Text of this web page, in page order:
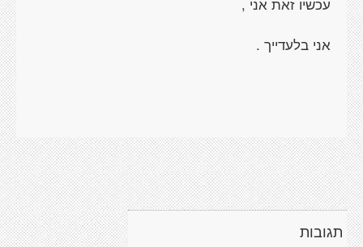
עכשיו זאת אני ,
אני בלעדייך .
תגובות